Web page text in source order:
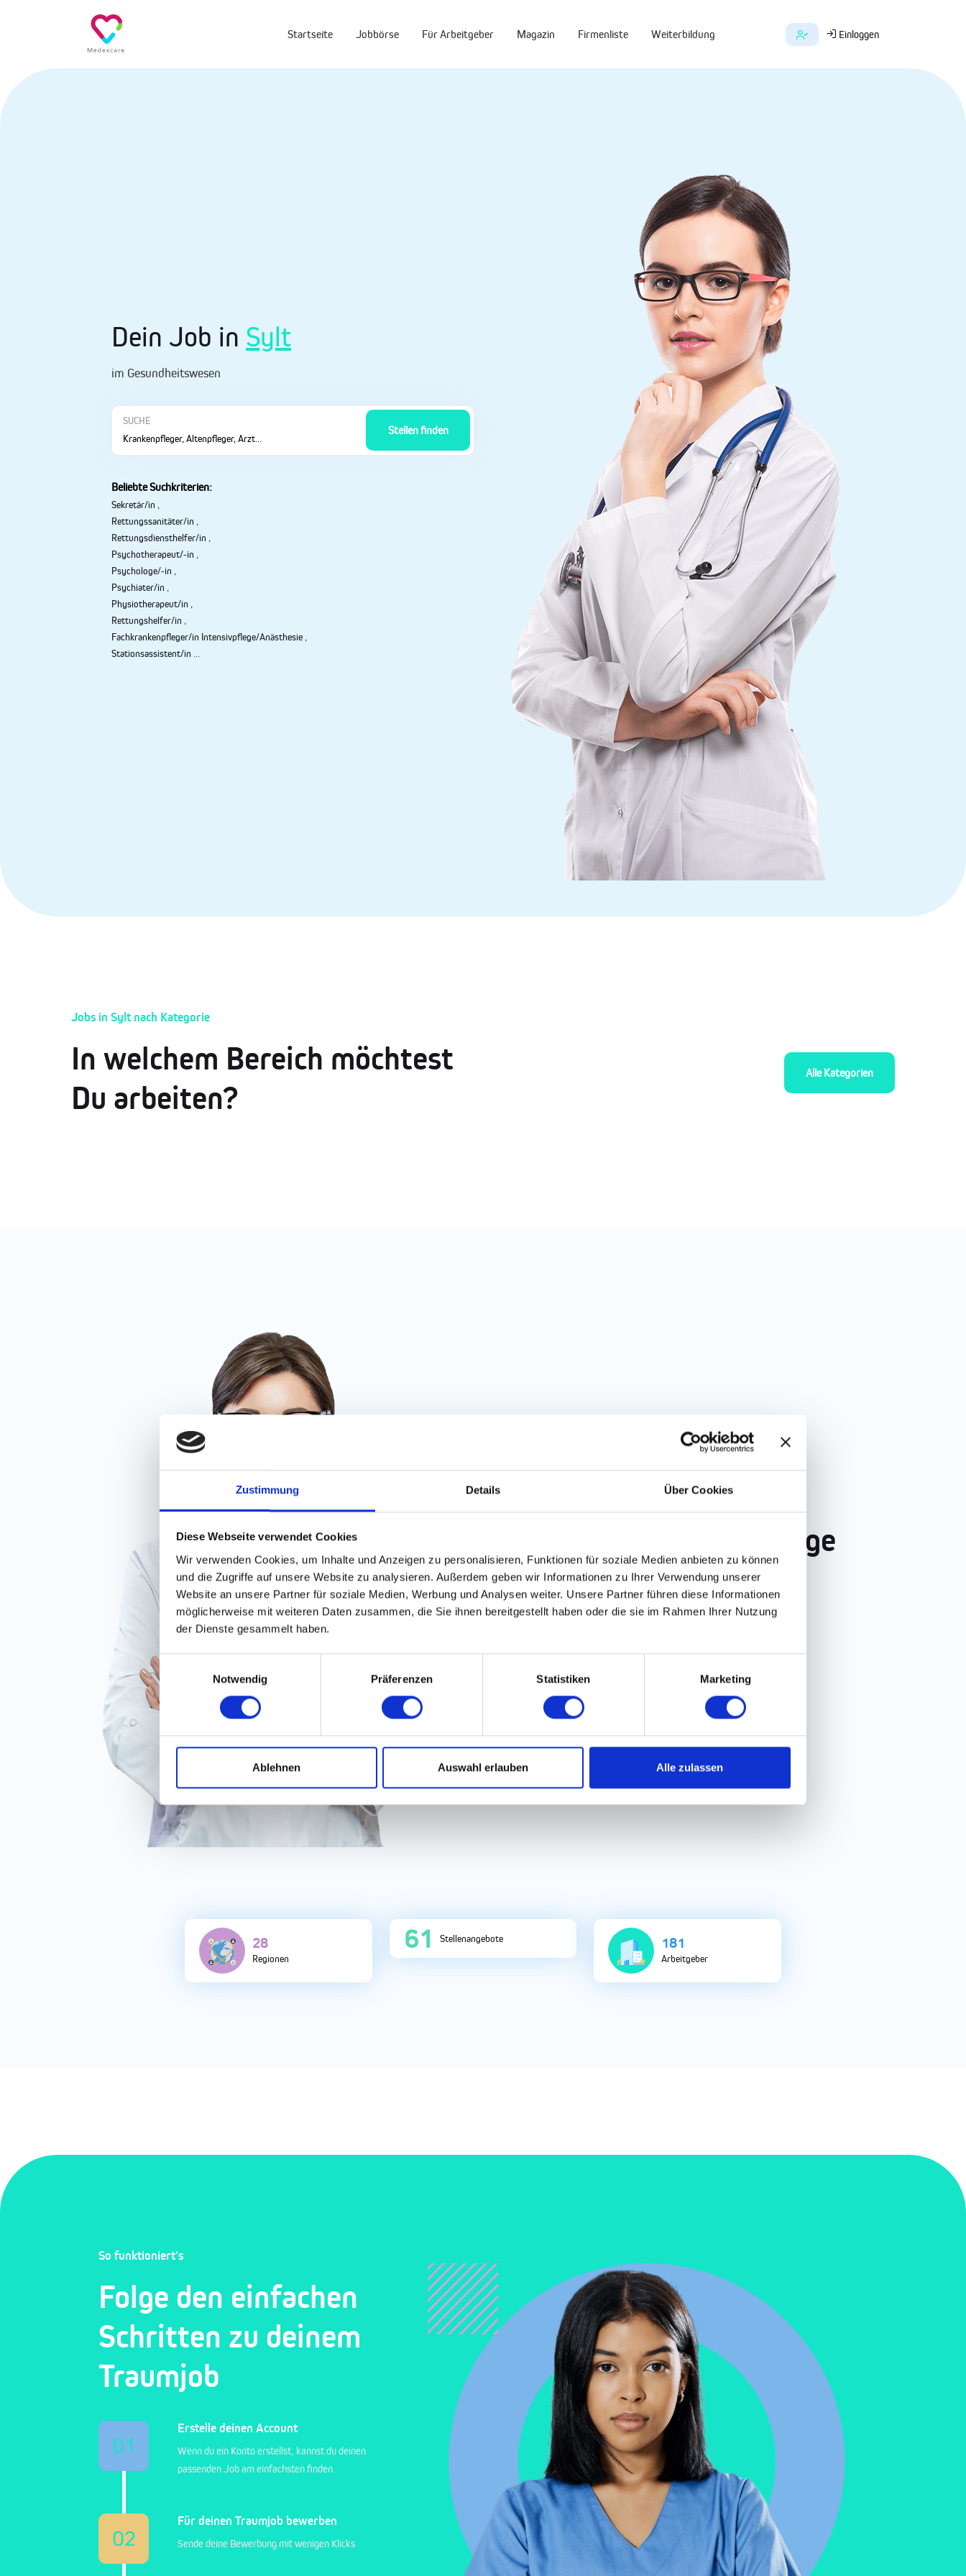
Zustimmung Details Über Cookies
Diese Webseite verwendet Cookies
Wir verwenden Cookies, um Inhalte und Anzeigen zu personalisieren, Funktionen für soziale Medien anbieten zu können
und die Zugriffe auf unsere Website zu analysieren. Außerdem geben wir Informationen zu Ihrer Verwendung unserer
Website an unsere Partner für soziale Medien, Werbung und Analysen weiter. Unsere Partner führen diese Informationen
möglicherweise mit weiteren Daten zusammen, die Sie ihnen bereitgestellt haben oder die sie im Rahmen Ihrer Nutzung
der Dienste gesammelt haben.
Einwilligungsauswahl
Notwendig
Präferenzen Statistiken Marketing
Ablehnen Auswahl erlauben Alle zulassen
Startseite Jobbörse Für Arbeitgeber Magazin Firmenliste Weiterbildung Einloggen
Dein Job in Sylt
im Gesundheitswesen
SUCHE
Stellen finden
Beliebte Suchkriterien:
Sekretär/in ,
Rettungssanitäter/in ,
Rettungsdiensthelfer/in ,
Psychotherapeut/-in ,
Psychologe/-in ,
Psychiater/in ,
Physiotherapeut/in ,
Rettungshelfer/in ,
Fachkrankenpfleger/in Intensivpflege/Anästhesie ,
Stationsassistent/in
Jobs in Sylt nach Kategorie
In welchem Bereich möchtest
Du arbeiten?
Alle Kategorien
besten Jobs in der Pflege
100% kostenlos
107
Regionen
229 Stellenangebote 677
Arbeitgeber
So funktioniert's
Folge den einfachen
Schritten zu deinem
Traumjob
01
Erstelle deinen Account
Wenn du ein Konto erstellst, kannst du deinen
passenden Job am einfachsten finden.
02
Für deinen Traumjob bewerben
Sende deine Bewerbung mit wenigen Klicks